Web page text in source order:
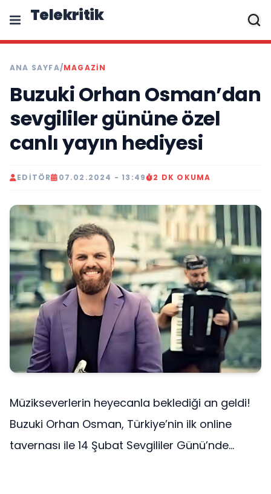
Telekritik
ANA SAYFA/MAGAZIN
Buzuki Orhan Osman’dan
sevgililer gününe özel
canlı yayın hediyesi
EDITÖR 07.02.2024 - 13:49 2 DK OKUMA
Müzikseverlerin heyecanla beklediği an geldi!
Buzuki Orhan Osman, Türkiye’nin ilk online
tavernası ile 14 Şubat Sevgililer Günü’nde...